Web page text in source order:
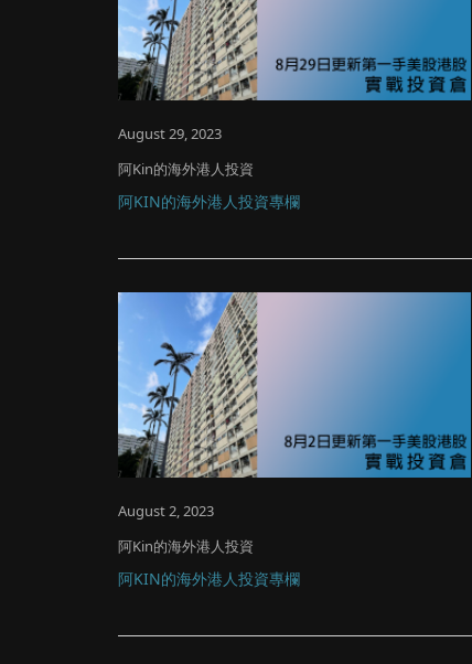
August 29, 2023
阿Kin的海外港人投資
阿KIN的海外港人投資專欄
August 2, 2023
阿Kin的海外港人投資
阿KIN的海外港人投資專欄